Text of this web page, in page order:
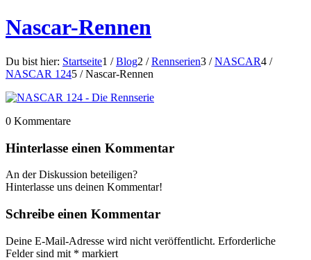
Nascar-Rennen
Du bist hier: Startseite1 / Blog2 / Rennserien3 / NASCAR4 /
NASCAR 1245 / Nascar-Rennen
0 Kommentare
Hinterlasse einen Kommentar
An der Diskussion beteiligen?
Hinterlasse uns deinen Kommentar!
Schreibe einen Kommentar
Deine E-Mail-Adresse wird nicht veröffentlicht. Erforderliche
Felder sind mit * markiert